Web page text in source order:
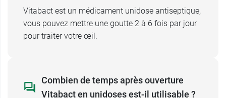
contact avec l’œil.
Vous devez éviter de porter des lentilles de
contact pendant toute la durée du traitement si
ouverture et jeté après utilisation.
Vitabact est un médicament unidose antiseptique,
vous pouvez mettre une goutte 2 à 6 fois par jour
pour traiter votre œil.
Combien de temps après ouverture
Vitabact en unidoses est-il utilisable ?